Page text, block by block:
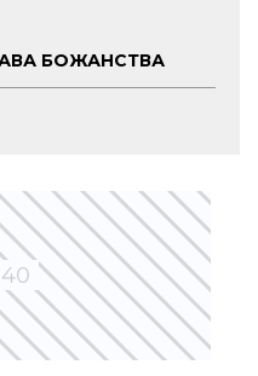
БОЖАНСТВА